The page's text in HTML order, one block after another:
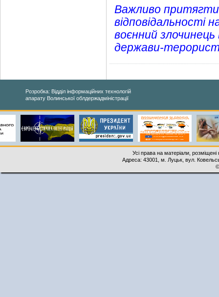
Важливо притягти
відповідальності
воєнний злочинець
держави-
Розробка: Відділ інформаційних технологій
апарату Волинської облдержадміністрації
Усі права на матеріали,
Адреса: 43001, м. Луцьк, вул.